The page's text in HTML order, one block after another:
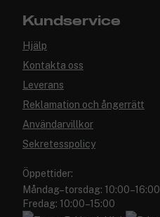
Kundservice
Hjälp
Kontakta oss
Leverans
Reklamation och ångerrätt
Användarvillkor
Sekretesspolicy
Öppettider:
Måndag–torsdag: 10:00–16:00
Fredag: 10:00–15:00